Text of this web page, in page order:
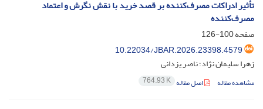
تأثیر ادراکات مصرف‌کننده بر قصد خرید با نقش نگرش و اعتماد
مصرف‌کننده
صفحه100-126
10.22034/JBAR.2026.23398.4579
زهرا سلیمان نژاد؛ ناصر یزدانی
مشاهده مقاله اصل مقاله 764.93 K